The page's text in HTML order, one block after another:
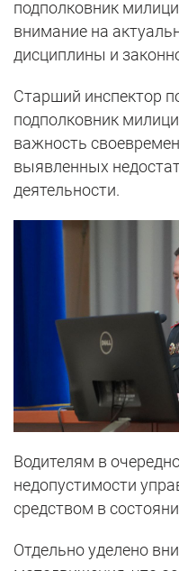
подполковник
внимание на
дисциплины и
Старший инспектор
подполковник
важность
выявленных
деятельности.
Водителям в
недопустимости
средством в
Отдельно уделено